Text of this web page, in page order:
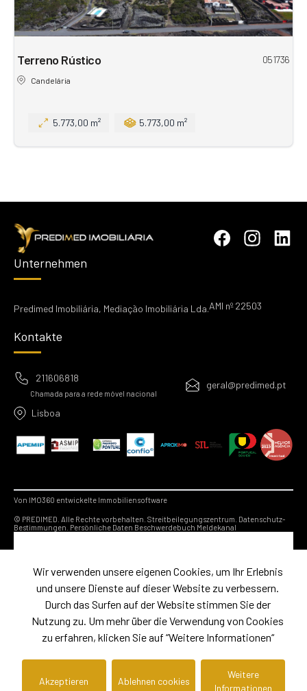
Terreno Rústico 051736
Candelária
5.773,00 m² 5.773,00 m²
Unternehmen
Predimed Imobiliária, Mediação Imobiliária Lda.AMI nº 22503
Kontakte
211606818
Chamada para a rede móvel nacional
geral@predimed.pt
Lisboa
Von IMO360 entwickelte Immobiliensoftware
© PREDIMED. Alle Rechte vorbehalten. Streitbeilegungszentrum. Datenschutz-
Bestimmungen. Persönliche Daten Beschwerdebuch Meldekanal
Wir verwenden unsere eigenen Cookies, um Ihr Erlebnis
und unsere Dienste auf dieser Website zu verbessern.
Durch das Surfen auf der Website stimmen Sie der
Nutzung zu. Um mehr über die Verwendung von Cookies
zu erfahren, klicken Sie auf “Weitere Informationen“
Akzeptieren Ablehnen cookies
Weitere
Informationen